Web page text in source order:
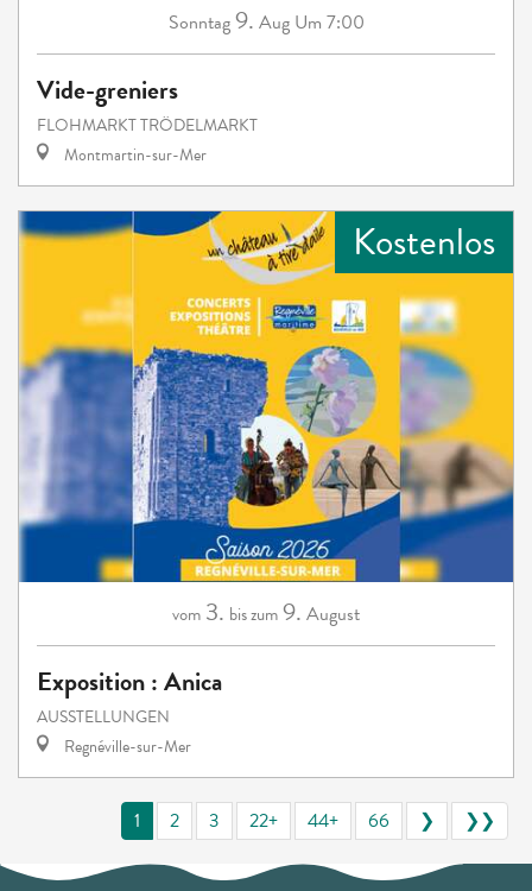
Sonntag9. Aug Um 7:00
Vide-greniers
FLOHMARKT TRÖDELMARKT
Montmartin-sur-Mer
Kostenlos
vom 3. bis zum9. August
Exposition : Anica
AUSSTELLUNGEN
Regnéville-sur-Mer
1 2 3 22+ 44+ 66 ❯ ❯❯